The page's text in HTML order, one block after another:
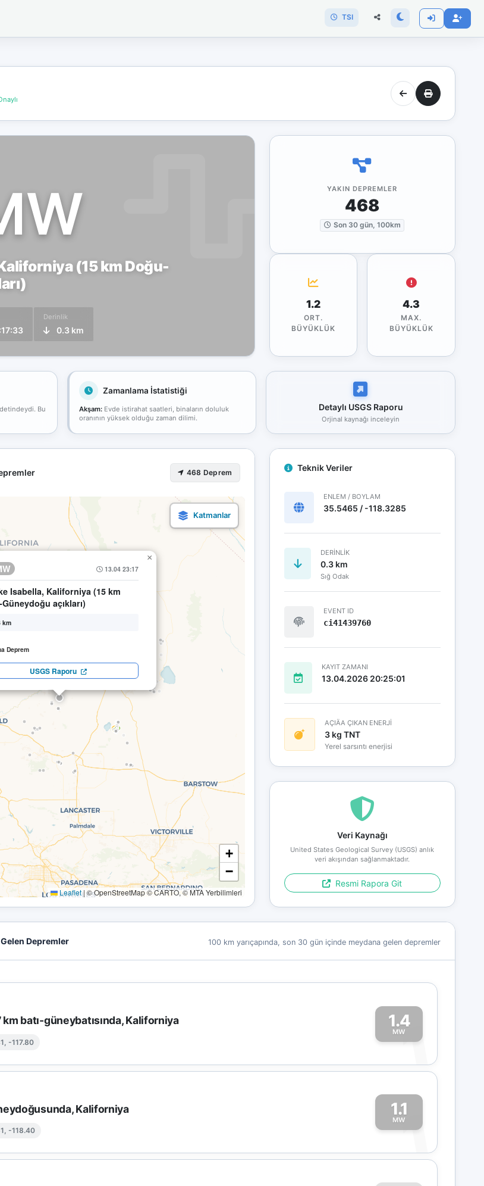
TSI
(15 km Doğu-
Derinlik
0.3 km
YAKIN DEPREMLER
468
Son 30 gün, 100km
1.2
ORT.
BÜYÜKLÜK
4.3
MAX.
BÜYÜKLÜK
Bu
Zamanlama İstatistiği
Akşam:Evde istirahat saatleri, binaların doluluk
oranının yüksek olduğu zaman dilimi.
Detaylı USGS Raporu
Orjinal kaynağı inceleyin
468 Deprem
13.04 23:17
Isabella, Kaliforniya (15 km
açıkları)
km
Deprem
USGS Raporu
×
+
−
Leaflet|© OpenStreetMap © CARTO, © MTA Yerbilimleri
Teknik Veriler
ENLEM / BOYLAM
35.5465 / -118.3285
DERINLIK
0.3 km
Sığ Odak
EVENT ID
ci41439760
KAYIT ZAMANI
13.04.2026 20:25:01
AÇIÄA ÇIKAN ENERJİ
3 kg TNT
Yerel sarsıntı enerjisi
Veri Kaynağı
United States Geological Survey (USGS) anlık
veri akışından sağlanmaktadır.
Resmi Rapora Git
Depremler 100 km yarıçapında, son 30 gün içinde meydana gelen depremler
batı-güneybatısında, Kaliforniya
-117.80
1.4
MW
1
Kaliforniya
-118.40
1.1
MW
1
bağlantınız